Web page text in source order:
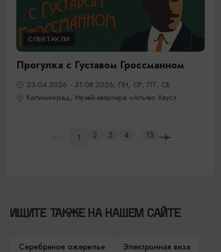
СПЕКТАКЛИ
Прогулка с Густавом Гроссманном
23.04.2026 - 31.08.2026, ПН, СР, ПТ, СБ
Калининград, Музей-квартира «Альтес Хаус»
1 2 3 4 ... 13
ИЩИТЕ ТАКЖЕ НА НАШЕМ САЙТЕ
Серебряное ожерелье
Электронная виза